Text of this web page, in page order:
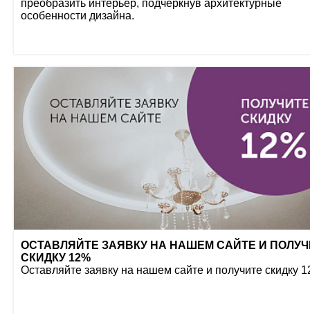
преобразить интерьер, подчеркнув архитектурные
особенности дизайна.
ОСТАВЛЯЙТЕ ЗАЯВКУ НА НАШЕМ САЙТЕ И
СКИДКУ 12%
Оставляйте заявку на нашем сайте и получите скидку